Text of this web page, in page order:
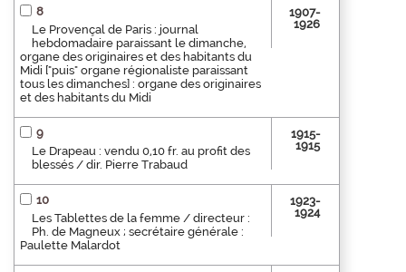
8
Le Provençal de Paris : journal
hebdomadaire paraissant le dimanche,
organe des originaires et des habitants du
Midi ["puis" organe régionaliste paraissant
tous les dimanches] : organe des originaires
et des habitants du Midi
1907-
1926
9
Le Drapeau : vendu 0,10 fr. au profit des
blessés / dir. Pierre Trabaud
1915-
1915
10
Les Tablettes de la femme / directeur :
Ph. de Magneux ; secrétaire générale :
Paulette Malardot
1923-
1924